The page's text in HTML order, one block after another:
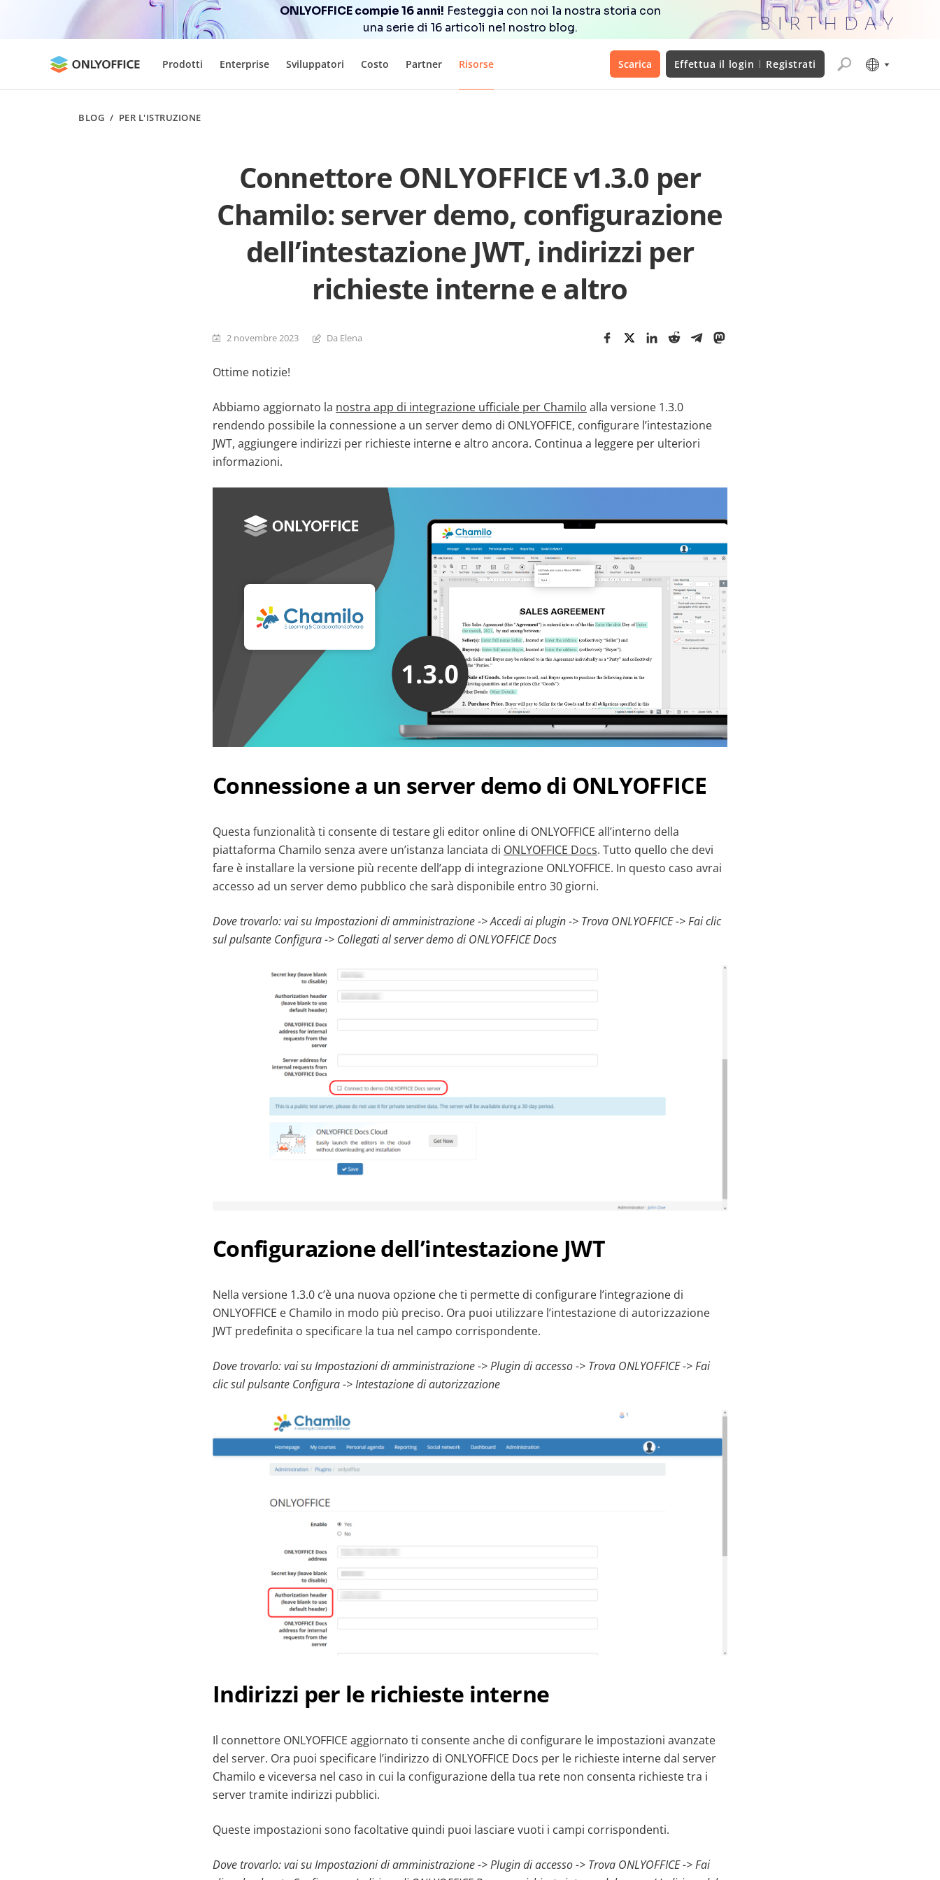
ONLYOFFICE compie 16 anni! Festeggia con noi la nostra storia con
una serie di 16 articoli nel nostro blog.
Prodotti Enterprise Sviluppatori Costo Partner Risorse Scarica Effettua il login Registrati
BLOG / PER L'ISTRUZIONE
Connettore ONLYOFFICE v1.3.0 per
Chamilo: server demo, configurazione
dell’intestazione JWT, indirizzi per
richieste interne e altro
2 novembre 2023 Da Elena
Ottime notizie!
Abbiamo aggiornato la nostra app di integrazione ufficiale per Chamilo alla versione 1.3.0
rendendo possibile la connessione a un server demo di ONLYOFFICE, configurare l’intestazione
JWT, aggiungere indirizzi per richieste interne e altro ancora. Continua a leggere per ulteriori
informazioni.
Connessione a un server demo di ONLYOFFICE
Questa funzionalità ti consente di testare gli editor online di ONLYOFFICE all’interno della
piattaforma Chamilo senza avere un’istanza lanciata di ONLYOFFICE Docs. Tutto quello che devi
fare è installare la versione più recente dell’app di integrazione ONLYOFFICE. In questo caso avrai
accesso ad un server demo pubblico che sarà disponibile entro 30 giorni.
Dove trovarlo: vai su Impostazioni di amministrazione -> Accedi ai plugin -> Trova ONLYOFFICE -> Fai clic
sul pulsante Configura -> Collegati al server demo di ONLYOFFICE Docs
Configurazione dell’intestazione JWT
Nella versione 1.3.0 c’è una nuova opzione che ti permette di configurare l’integrazione di
ONLYOFFICE e Chamilo in modo più preciso. Ora puoi utilizzare l’intestazione di autorizzazione
JWT predefinita o specificare la tua nel campo corrispondente.
Dove trovarlo: vai su Impostazioni di amministrazione -> Plugin di accesso -> Trova ONLYOFFICE -> Fai
clic sul pulsante Configura -> Intestazione di autorizzazione
Indirizzi per le richieste interne
Il connettore ONLYOFFICE aggiornato ti consente anche di configurare le impostazioni avanzate
del server. Ora puoi specificare l’indirizzo di ONLYOFFICE Docs per le richieste interne dal server
Chamilo e viceversa nel caso in cui la configurazione della tua rete non consenta richieste tra i
server tramite indirizzi pubblici.
Queste impostazioni sono facoltative quindi puoi lasciare vuoti i campi corrispondenti.
Dove trovarlo: vai su Impostazioni di amministrazione -> Plugin di accesso -> Trova ONLYOFFICE -> Fai